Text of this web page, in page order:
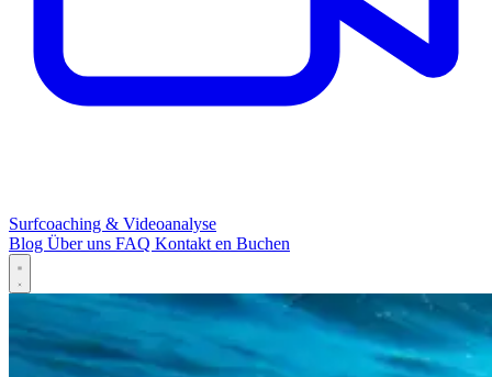
Surfcoaching & Videoanalyse
Blog Über uns FAQ Kontakten Buchen